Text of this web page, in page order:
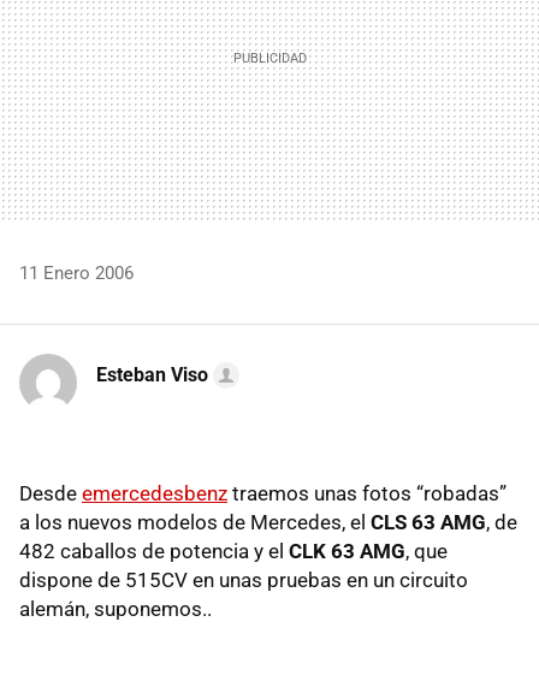
11 Enero 2006
Esteban Viso
Desde emercedesbenz traemos unas fotos “robadas”
a los nuevos modelos de Mercedes, el CLS 63 AMG, de
482 caballos de potencia y el CLK 63 AMG, que
dispone de 515CV en unas pruebas en un circuito
alemán, suponemos..